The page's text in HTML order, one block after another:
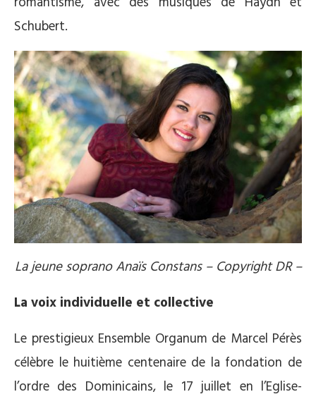
Schubert.
La jeune soprano Anaïs Constans – Copyright DR –
La voix individuelle et collective
Le prestigieux Ensemble Organum de Marcel Pérès
célèbre le huitième centenaire de la fondation de
l’ordre des Dominicains, le 17 juillet en l’Eglise-